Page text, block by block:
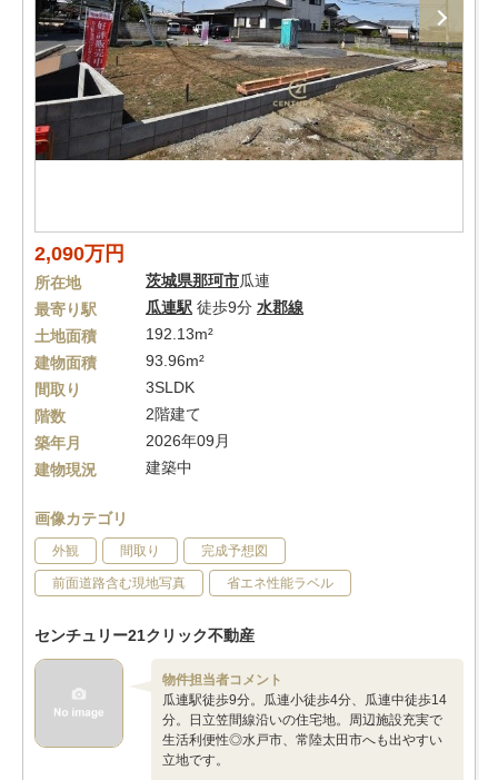
2,090万円
所在地 茨城県那珂市瓜連
最寄り駅
瓜連駅 徒歩9分 水郡線
土地面積
192.13m²
建物面積
93.96m²
間取り
3SLDK
階数
2階建て
築年月
2026年09月
建物現況
建築中
画像カテゴリ
外観 間取り 完成予想図
前面道路含む現地写真 省エネ性能ラベル
センチュリー21クリック不動産
物件担当者コメント
瓜連駅徒歩9分。瓜連小徒歩4分、瓜連中徒歩14
分。日立笠間線沿いの住宅地。周辺施設充実で
生活利便性◎水戸市、常陸太田市へも出やすい
立地です。